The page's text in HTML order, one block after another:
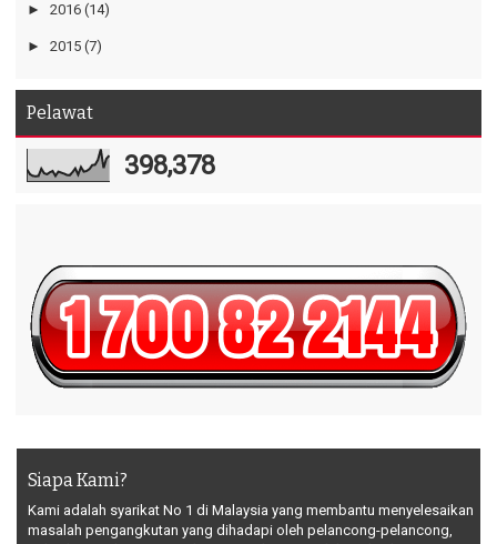
► 2016 (14)
► 2015 (7)
Pelawat
398,378
Siapa Kami?
Kami adalah syarikat No 1 di Malaysia yang membantu menyelesaikan
masalah pengangkutan yang dihadapi oleh pelancong-pelancong,